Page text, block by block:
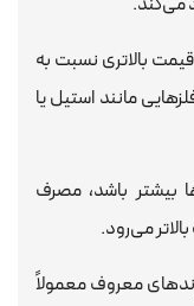
بالاتری نسبت به
مانند استیل یا
بیشتر باشد، مصرف
می‌رود.
معروف معمولاً